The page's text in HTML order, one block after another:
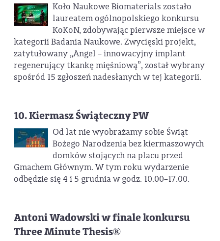
Koło Naukowe Biomaterials zostało
laureatem ogólnopolskiego konkursu
KoKoN, zdobywając pierwsze miejsce w
kategorii Badania Naukowe. Zwycięski projekt,
zatytułowany „Angel – innowacyjny implant
regenerujący tkankę mięśniową”, został wybrany
spośród 15 zgłoszeń nadesłanych w tej kategorii.
10. Kiermasz Świąteczny PW
Od lat nie wyobrażamy sobie Świąt
Bożego Narodzenia bez kiermaszowych
domków stojących na placu przed
Gmachem Głównym. W tym roku wydarzenie
odbędzie się 4 i 5 grudnia w godz. 10.00–17.00.
Antoni Wadowski w finale konkursu
Three Minute Thesis®